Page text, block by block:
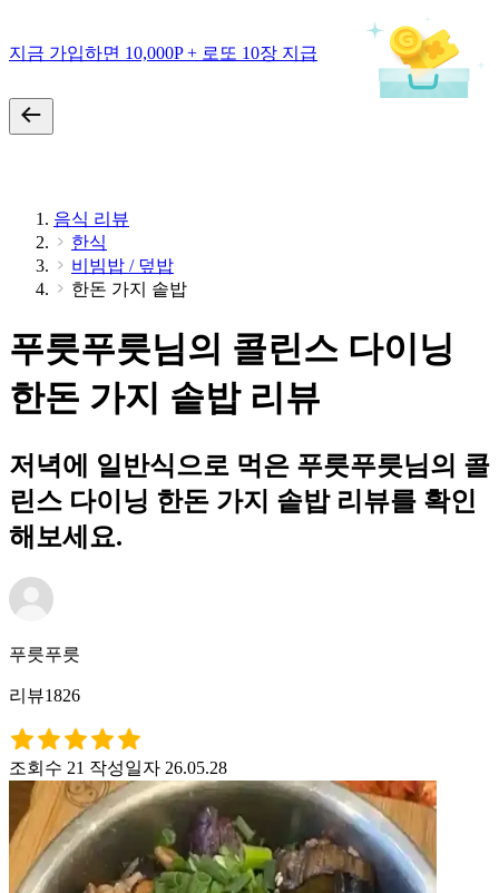
지금 가입하면 10,000P + 로또 10장 지급
음식 리뷰
한식
비빔밥 / 덮밥
한돈 가지 솥밥
푸릇푸릇님의 콜린스 다이닝
한돈 가지 솥밥 리뷰
저녁에 일반식으로 먹은 푸릇푸릇님의 콜
린스 다이닝 한돈 가지 솥밥 리뷰를 확인
해보세요.
푸릇푸릇
리뷰1826
조회수 21 작성일자 26.05.28